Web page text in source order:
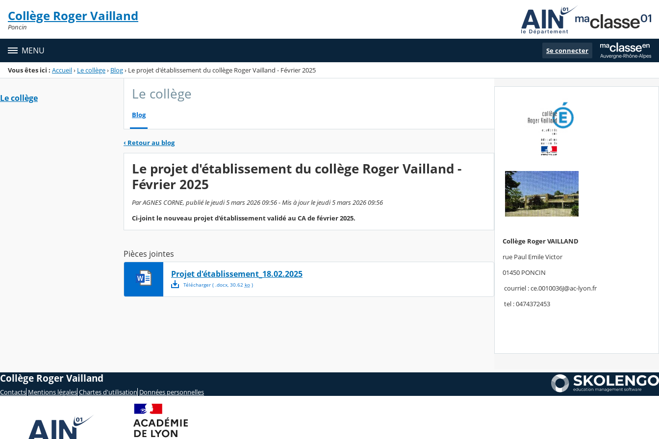
Menu de la rubrique
Contenu
Collège Roger Vailland
Poncin
MENU Se connecter
Vous êtes ici : Accueil› Le collège› Blog› Le projet d'établissement du collège Roger Vailland - Février 2025
Le collège Le collège
Blog
‹ Retour au blog
Le projet d'établissement du collège Roger Vailland -
Février 2025
Par AGNES CORNE, publié le jeudi 5 mars 2026 09:56 - Mis à jour le jeudi 5 mars 2026 09:56
Ci-joint le nouveau projet d'établissement validé au CA de février 2025.
Pièces jointes
Projet d'établissement_18.02.2025
Télécharger( .docx, 30.62 ko)
Collège Roger VAILLAND
rue Paul Emile Victor
01450 PONCIN
courriel : ce.0010036J@ac-lyon.fr
tel : 0474372453
Collège Roger Vailland
Contacts Mentions légales Chartes d'utilisation Données personnelles